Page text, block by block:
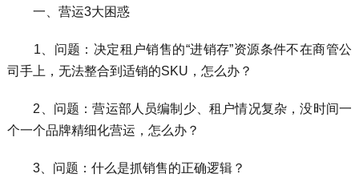
一、营运3大困惑
1、问题：决定租户销售的“进销存”资源条件不在商管公
司手上，无法整合到适销的SKU，怎么办？
2、问题：营运部人员编制少、租户情况复杂，没时间一
个一个品牌精细化营运，怎么办？
3、问题：什么是抓销售的正确逻辑？